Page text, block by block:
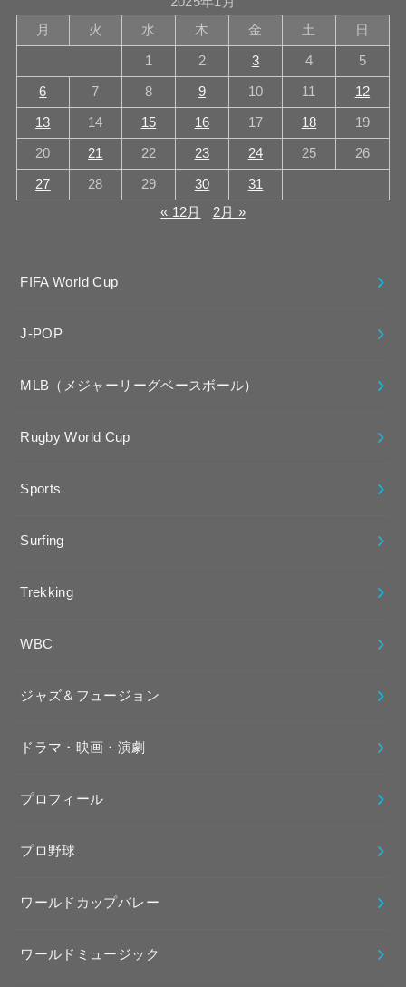
月
火 水 木 金 土 日
1 2 3 4 5
6 7 8 9 10 11 12
13 14 15 16 17 18 19
20 21 22 23 24 25 26
27 28 29 30
31
« 12月
2月 »
FIFA World Cup
J-POP
MLB（メジャーリーグベースボール）
Rugby World Cup
Sports
Surfing
Trekking
WBC
ジャズ＆フュージョン
ドラマ・映画・演劇
プロフィール
プロ野球
ワールドカップバレー
ワールドミュージック